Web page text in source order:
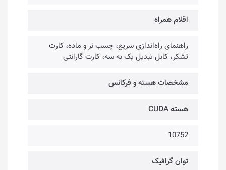
اقلام همراه
راهنمای راه‌اندازی سریع، چسب نر و ماده، کارت
تشکر، کابل تبدیل یک به سه، کارت گارانتی
مشخصات هسته و فرکانس
هسته CUDA
10752
توان گرافیک